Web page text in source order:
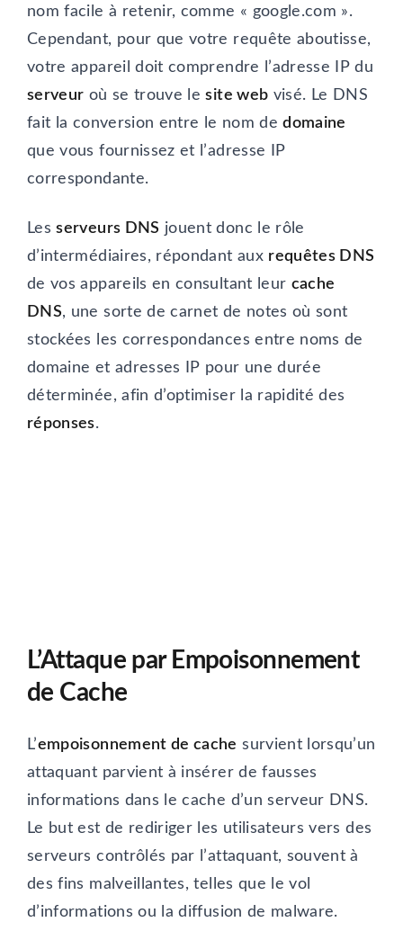
nom facile à retenir, comme « google.com ».
Cependant, pour que votre requête aboutisse,
votre appareil doit comprendre l’adresse IP du
serveur où se trouve lesite web visé. Le DNS
fait la conversion entre le nom dedomaine
que vous fournissez et l’adresse IP
correspondante.
Lesserveurs DNS jouent donc le rôle
d’intermédiaires, répondant aux requêtes DNS
de vos appareils en consultant leur cache
DNS, une sorte de carnet de notes où sont
stockées les correspondances entre noms de
domaine et adresses IP pour une durée
déterminée, afin d’optimiser la rapidité des
réponses.
L’Attaque par Empoisonnement
de Cache
L’empoisonnement de cache survient lorsqu’un
attaquant parvient à insérer de fausses
informations dans le cache d’un serveur DNS.
Le but est de rediriger les utilisateurs vers des
serveurs contrôlés par l’attaquant, souvent à
des fins malveillantes, telles que le vol
d’informations ou la diffusion de malware.